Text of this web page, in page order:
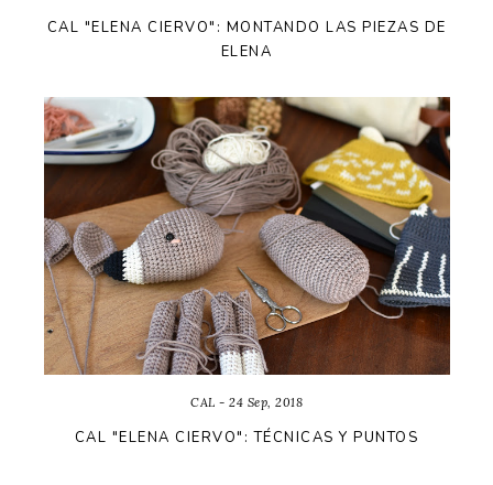
CAL "ELENA CIERVO": MONTANDO LAS PIEZAS DE
ELENA
CAL - 24 Sep, 2018
CAL "ELENA CIERVO": TÉCNICAS Y PUNTOS